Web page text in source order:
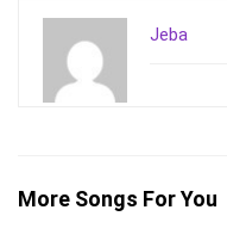
Jeba
More Songs For You